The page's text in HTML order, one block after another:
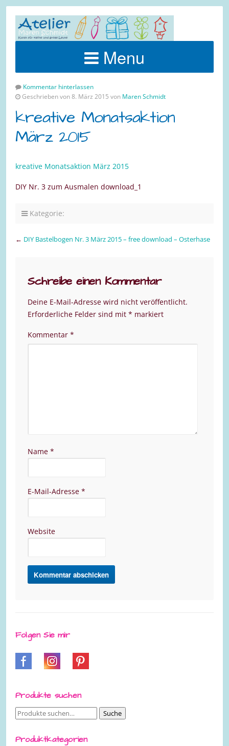
Menu
Kommentar hinterlassen
Geschrieben von 8. März 2015 von Maren Schmidt
kreative Monatsaktion
März 2015
kreative Monatsaktion März 2015
DIY Nr. 3 zum Ausmalen download_1
Kategorie:
← DIY Bastelbogen Nr. 3 März 2015 – free download – Osterhase
Schreibe einen Kommentar
Deine E-Mail-Adresse wird nicht veröffentlicht.
Erforderliche Felder sind mit * markiert
Kommentar *
Name *
E-Mail-Adresse *
Website
Folgen Sie mir
Produkte suchen
Suche
Suche
Produktkategorien